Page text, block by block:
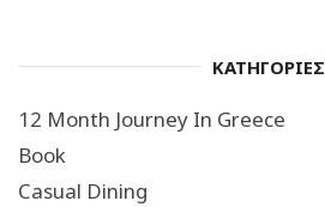
ΚΑΤΗΓΟΡΙΕΣ
12 Month Journey In Greece
Book
Casual Dining